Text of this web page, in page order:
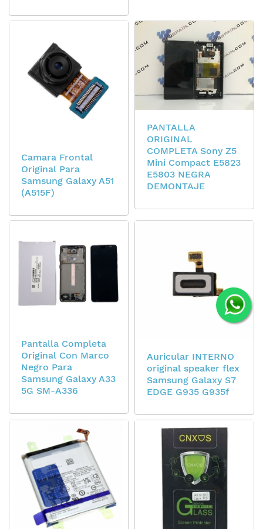
Camara Frontal
Original Para
Samsung Galaxy A51
(A515F)
PANTALLA
ORIGINAL
COMPLETA Sony Z5
Mini Compact E5823
E5803 NEGRA
DEMONTAJE
Pantalla Completa
Original Con Marco
Negro Para
Samsung Galaxy A33
5G SM-A336
Auricular INTERNO
original speaker flex
Samsung Galaxy S7
EDGE G935 G935f